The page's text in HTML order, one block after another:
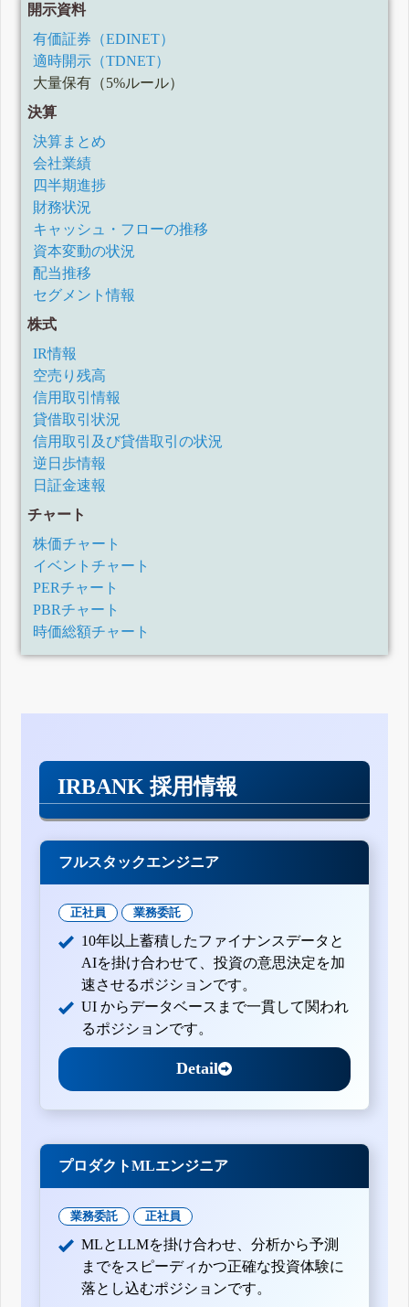
開示資料
有価証券（EDINET）
適時開示（TDNET）
大量保有（5%ルール）
決算
決算まとめ
会社業績
四半期進捗
財務状況
キャッシュ・フローの推移
資本変動の状況
配当推移
セグメント情報
株式
IR情報
空売り残高
信用取引情報
貸借取引状況
信用取引及び貸借取引の状況
逆日歩情報
日証金速報
チャート
株価チャート
イベントチャート
PERチャート
PBRチャート
時価総額チャート
IRBANK 採用情報
フルスタックエンジニア
正社員 業務委託
10年以上蓄積したファイナンスデータと
AIを掛け合わせて、投資の意思決定を加
速させるポジションです。
UI からデータベースまで一貫して関われ
るポジションです。
Detail
プロダクトMLエンジニア
業務委託 正社員
MLとLLMを掛け合わせ、分析から予測
までをスピーディかつ正確な投資体験に
落とし込むポジションです。